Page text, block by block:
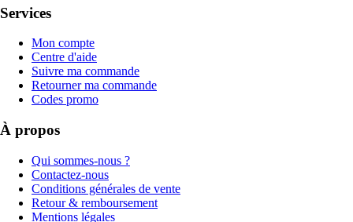
Services
Mon compte
Centre d'aide
Suivre ma commande
Retourner ma commande
Codes promo
À propos
Qui sommes-nous ?
Contactez-nous
Conditions générales de vente
Retour & remboursement
Mentions légales